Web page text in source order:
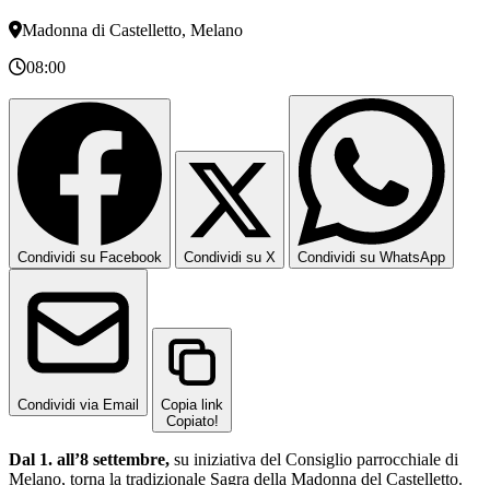
Madonna di Castelletto, Melano
08:00
Condividi su Facebook Condividi su X Condividi su WhatsApp
Condividi via Email
Copia link
Copiato!
Dal 1. all’8 settembre, su iniziativa del Consiglio parrocchiale di
Melano, torna la tradizionale Sagra della Madonna del Castelletto.